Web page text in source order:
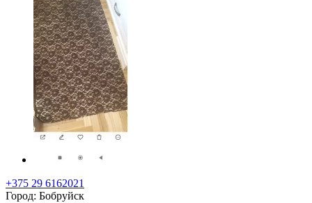
+375 29 6162021
Город: Бобруйск